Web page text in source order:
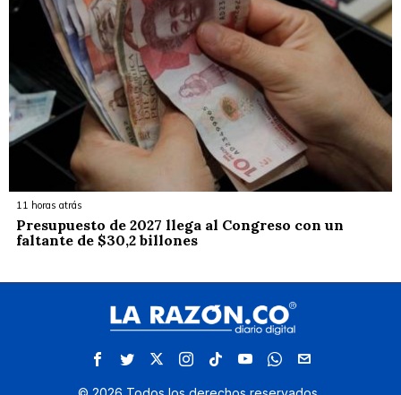
11 horas atrás
Presupuesto de 2027 llega al Congreso con un
faltante de $30,2 billones